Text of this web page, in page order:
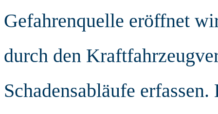
Gefahrenquelle eröffnet
durch den
Schadensabläufe